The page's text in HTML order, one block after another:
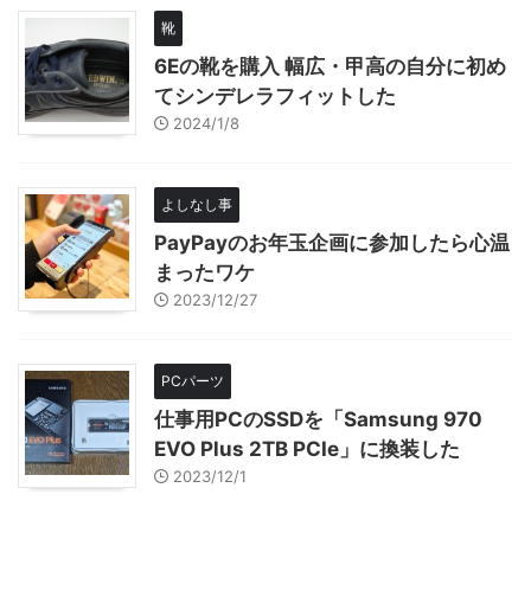
靴
6Eの靴を購入 幅広・甲高の自分に初め
てシンデレラフィットした
2024/1/8
よしなし事
PayPayのお年玉企画に参加したら心温
まったワケ
2023/12/27
PCパーツ
仕事用PCのSSDを「Samsung 970
EVO Plus 2TB PCIe」に換装した
2023/12/1